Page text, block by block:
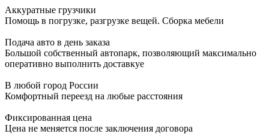
Аккуратные грузчики
Помощь в погрузке, разгрузке вещей. Сборка мебели
Подача авто в день заказа
Большой собственный автопарк, позволяющий максимально
оперативно выполнить доставкуе
В любой город России
Комфортный переезд на любые расстояния
Фиксированная цена
Цена не меняется после заключения договора